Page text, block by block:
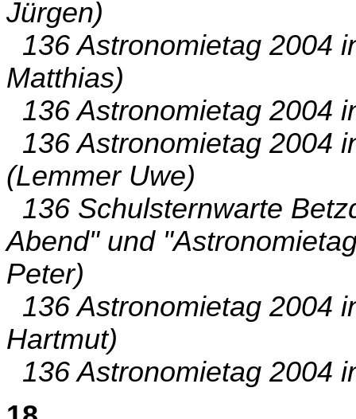
Jürgen)
136 Astronomietag 2004
Matthias)
136 Astronomietag 2004
136 Astronomietag 2004
(Lemmer Uwe)
136 Schulsternwarte
Abend" und
Peter)
136 Astronomietag 2004
Hartmut)
136 Astronomietag 2004